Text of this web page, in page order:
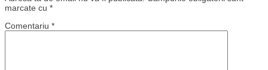
marcate cu *
Comentariu *